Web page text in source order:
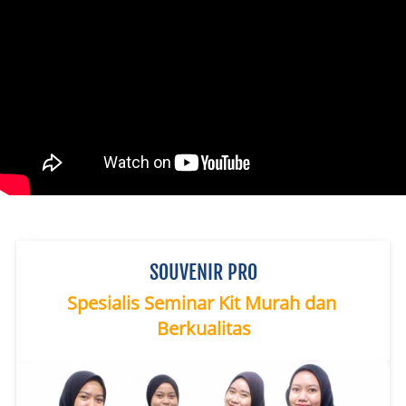
SOUVENIR PRO
Spesialis Seminar Kit Murah dan
Berkualitas